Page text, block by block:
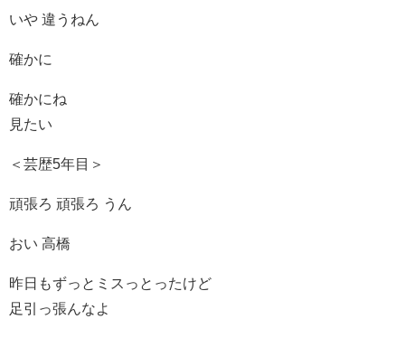
いや 違うねん
確かに
確かにね
見たい
＜芸歴5年目＞
頑張ろ 頑張ろ うん
おい 高橋
昨日もずっとミスっとったけど
足引っ張んなよ